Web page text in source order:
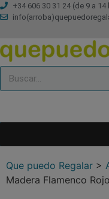
+34 606 30 31 24 (de 9 a 14
Que puedo Regalar >
Madera Flamenco